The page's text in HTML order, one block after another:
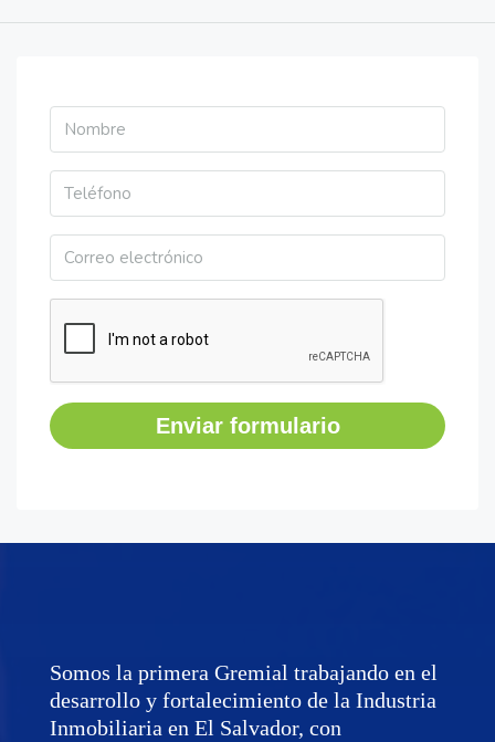
Enviar formulario
Somos la primera Gremial trabajando en el
desarrollo y fortalecimiento de la Industria
Inmobiliaria en El Salvador, con